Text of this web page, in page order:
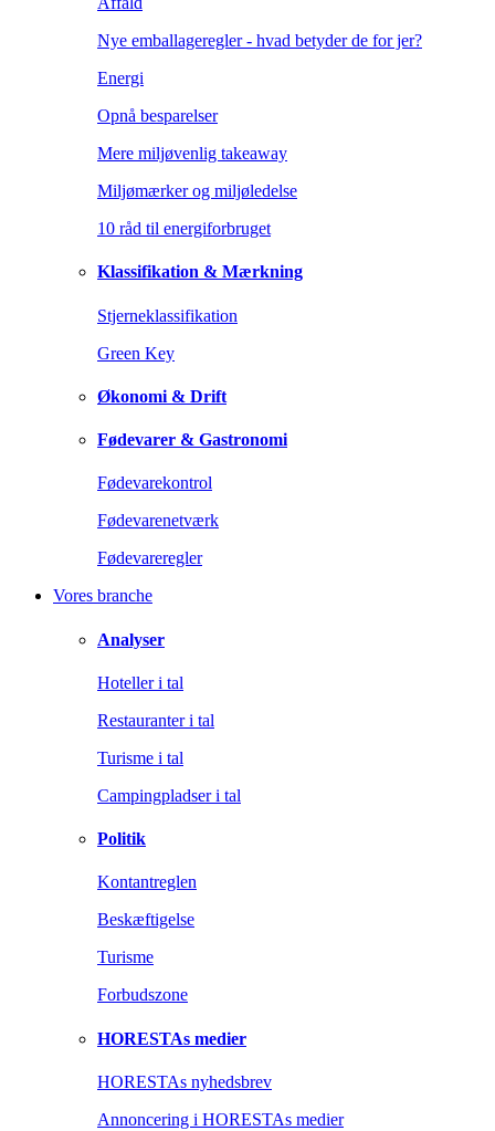
Nye emballageregler - hvad betyder de for jer?
Energi
Opnå besparelser
Mere miljøvenlig takeaway
Miljømærker og miljøledelse
10 råd til energiforbruget
Klassifikation & Mærkning
Stjerneklassifikation
Green Key
Økonomi & Drift
Fødevarer & Gastronomi
Fødevarekontrol
Fødevarenetværk
Fødevareregler
Vores branche
Analyser
Hoteller i tal
Restauranter i tal
Turisme i tal
Campingpladser i tal
Politik
Kontantreglen
Beskæftigelse
Turisme
Forbudszone
HORESTAs medier
HORESTAs nyhedsbrev
Annoncering i HORESTAs medier